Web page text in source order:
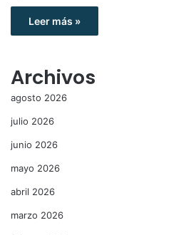
Leer más »
Archivos
agosto 2026
julio 2026
junio 2026
mayo 2026
abril 2026
marzo 2026